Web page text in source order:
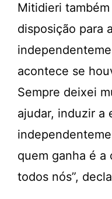
Mitidieri
disposição para
acontece se
Sempre deixei
ajudar, induzir a
quem ganha é a
todos nós”,